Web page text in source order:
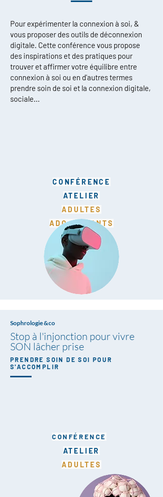
Pour expérimenter la connexion à soi, &
vous proposer des outils de déconnexion
digitale. Cette conférence vous propose
des inspirations et des pratiques pour
trouver et affirmer votre équilibre entre
connexion à soi ou en d'autres termes
prendre soin de soi et la connexion digitale,
sociale...
CONFÉRENCE
ATELIER
ADULTES
ADO. ENFANTS
Sophrologie &co
Stop à l'injonction pour vivre
SON lâcher prise
PRENDRE SOIN DE SOI POUR
S'ACCOMPLIR
CONFÉRENCE
ATELIER
ADULTES